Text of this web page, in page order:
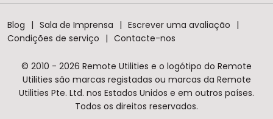
Blog Sala de Imprensa
Escrever uma avaliação
Condições de serviço
Contacte-nos
© 2010 - 2026 Remote Utilities e o logótipo do Remote
Utilities são marcas registadas ou marcas da Remote
Utilities Pte. Ltd. nos Estados Unidos e em outros países.
Todos os direitos reservados.